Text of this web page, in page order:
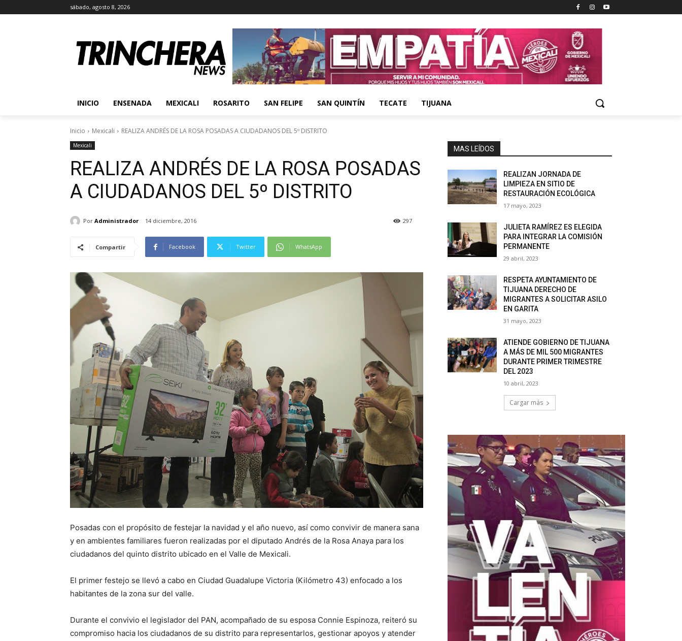
sábado, agosto 8, 2026
INICIO ENSENADA MEXICALI ROSARITO SAN FELIPE SAN QUINTÍN TECATE TIJUANA
Inicio Mexicali REALIZA ANDRÉS DE LA ROSA POSADAS A CIUDADANOS DEL 5º DISTRITO
Mexicali
REALIZA ANDRÉS DE LA ROSA POSADAS
A CIUDADANOS DEL 5º DISTRITO
Por Administrador 14 diciembre, 2016 297
Compartir Facebook Twitter WhatsApp
Posadas con el propósito de festejar la navidad y el año nuevo, así como convivir de manera sana
y en ambientes familiares fueron realizadas por el diputado Andrés de la Rosa Anaya para los
ciudadanos del quinto distrito ubicado en el Valle de Mexicali.
El primer festejo se llevó a cabo en Ciudad Guadalupe Victoria (Kilómetro 43) enfocado a los
habitantes de la zona sur del valle.
Durante el convivio el legislador del PAN, acompañado de su esposa Connie Espinoza, reiteró su
compromiso hacia los ciudadanos de su distrito para representarlos, gestionar apoyos y atender
MAS LEÍDOS
REALIZAN JORNADA DE
LIMPIEZA EN SITIO DE
RESTAURACIÓN ECOLÓGICA
17 mayo, 2023
JULIETA RAMÍREZ ES ELEGIDA
PARA INTEGRAR LA COMISIÓN
PERMANENTE
29 abril, 2023
RESPETA AYUNTAMIENTO DE
TIJUANA DERECHO DE
MIGRANTES A SOLICITAR ASILO
EN GARITA
31 mayo, 2023
ATIENDE GOBIERNO DE TIJUANA
A MÁS DE MIL 500 MIGRANTES
DURANTE PRIMER TRIMESTRE
DEL 2023
10 abril, 2023
Cargar más